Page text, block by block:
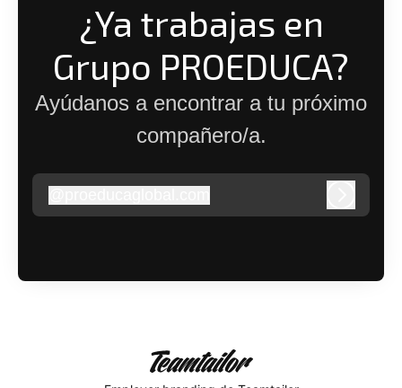
¿Ya trabajas en
Grupo PROEDUCA?
Ayúdanos a encontrar a tu próximo
compañero/a.
proeducaglobal.com